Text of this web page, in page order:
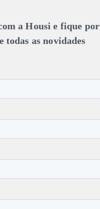
a Housi e fique por
todas as novidades